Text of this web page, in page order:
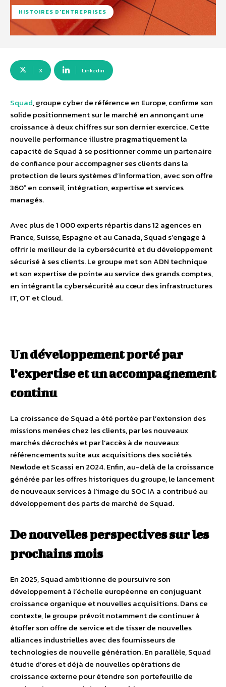
HISTOIRES D'ENTREPRISES
X Linkedin
Squad, groupe cyber de référence en Europe, confirme son
solide positionnement sur le marché en annonçant une
croissance à deux chiffres sur son dernier exercice. Cette
nouvelle performance illustre pragmatiquement la
capacité de Squad à se positionner comme un partenaire
de confiance pour accompagner ses clients dans la
protection de leurs systèmes d’information, avec son offre
360° en conseil, intégration, expertise et services
managés.
Avec plus de 1 000 experts répartis dans 12 agences en
France, Suisse, Espagne et au Canada, Squad s’engage à
offrir le meilleur de la cybersécurité et du développement
sécurisé à ses clients. Le groupe met son ADN technique
et son expertise de pointe au service des grands comptes,
en intégrant la cybersécurité au cœur des infrastructures
IT, OT et Cloud.
Un développement porté par
l’expertise et un accompagnement
continu
La croissance de Squad a été portée par l’extension des
missions menées chez les clients, par les nouveaux
marchés décrochés et par l’accès à de nouveaux
référencements suite aux acquisitions des sociétés
Newlode et Scassi en 2024. Enfin, au-delà de la croissance
générée par les offres historiques du groupe, le lancement
de nouveaux services à l’image du SOC IA a contribué au
développement des parts de marché de Squad.
De nouvelles perspectives sur les
prochains mois
En 2025, Squad ambitionne de poursuivre son
développement à l’échelle européenne en conjuguant
croissance organique et nouvelles acquisitions. Dans ce
contexte, le groupe prévoit notamment de continuer à
étoffer son offre de service et de tisser de nouvelles
alliances industrielles avec des fournisseurs de
technologies de nouvelle génération. En parallèle, Squad
étudie d’ores et déjà de nouvelles opérations de
croissance externe pour étendre son portefeuille de